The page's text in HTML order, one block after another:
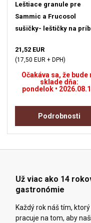
Leštiace granule pre
Sammic a Frucosol
sušičky- leštičky na
21,52 EUR
(17,50 EUR + DPH)
Očakáva sa, že bude
sklade dňa:
pondelok •
Podrobnosti
Už viac ako 14
gastronómie
Každý rok náš tím,
pracuje na tom, aby